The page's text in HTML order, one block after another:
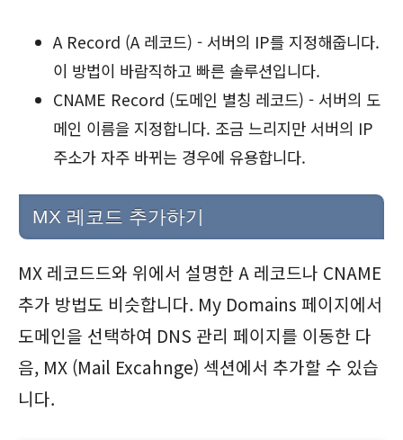
A Record (A 레코드) - 서버의 IP를 지정해줍니다.
이 방법이 바람직하고 빠른 솔루션입니다.
CNAME Record (도메인 별칭 레코드) - 서버의 도
메인 이름을 지정합니다. 조금 느리지만 서버의 IP
주소가 자주 바뀌는 경우에 유용합니다.
MX 레코드 추가하기
MX 레코드드와 위에서 설명한 A 레코드나 CNAME
추가 방법도 비슷합니다. My Domains 페이지에서
도메인을 선택하여 DNS 관리 페이지를 이동한 다
음, MX (Mail Excahnge) 섹션에서 추가할 수 있습
니다.